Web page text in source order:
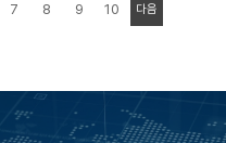
7 8 9 10 다음